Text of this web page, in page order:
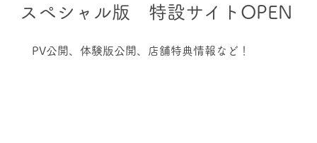
スペシャル版 特設サイトOPEN
PV公開、体験版公開、店舗特典情報など！